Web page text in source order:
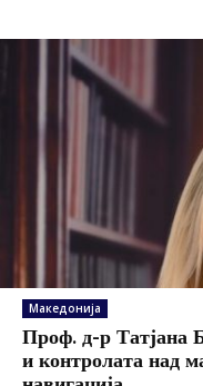
Македонија
Проф. д-р Татјана
и контролата над